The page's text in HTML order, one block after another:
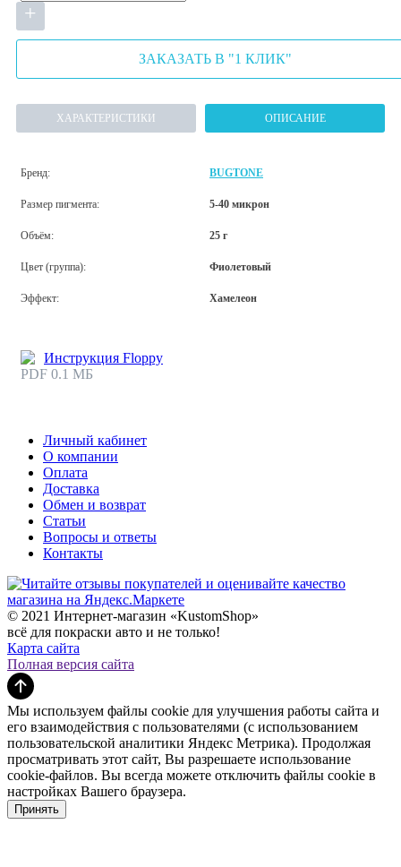
+
ЗАКАЗАТЬ В "1 КЛИК"
ХАРАКТЕРИСТИКИ ОПИСАНИЕ
Бренд: BUGTONE
Размер пигмента: 5-40 микрон
Объём: 25 г
Цвет (группа): Фиолетовый
Эффект: Хамелеон
Инструкция Floppy
PDF 0.1 МБ
Личный кабинет
О компании
Оплата
Доставка
Обмен и возврат
Статьи
Вопросы и ответы
Контакты
© 2021 Интернет-магазин «KustomShop»
всё для покраски авто и не только!
Карта сайта
Полная версия сайта
Мы используем файлы cookie для улучшения работы сайта и
его взаимодействия с пользователями (с использованием
пользовательской аналитики Яндекс Метрика). Продолжая
просматривать этот сайт, Вы разрешаете использование
cookie-файлов. Вы всегда можете отключить файлы cookie в
настройках Вашего браузера.
Принять